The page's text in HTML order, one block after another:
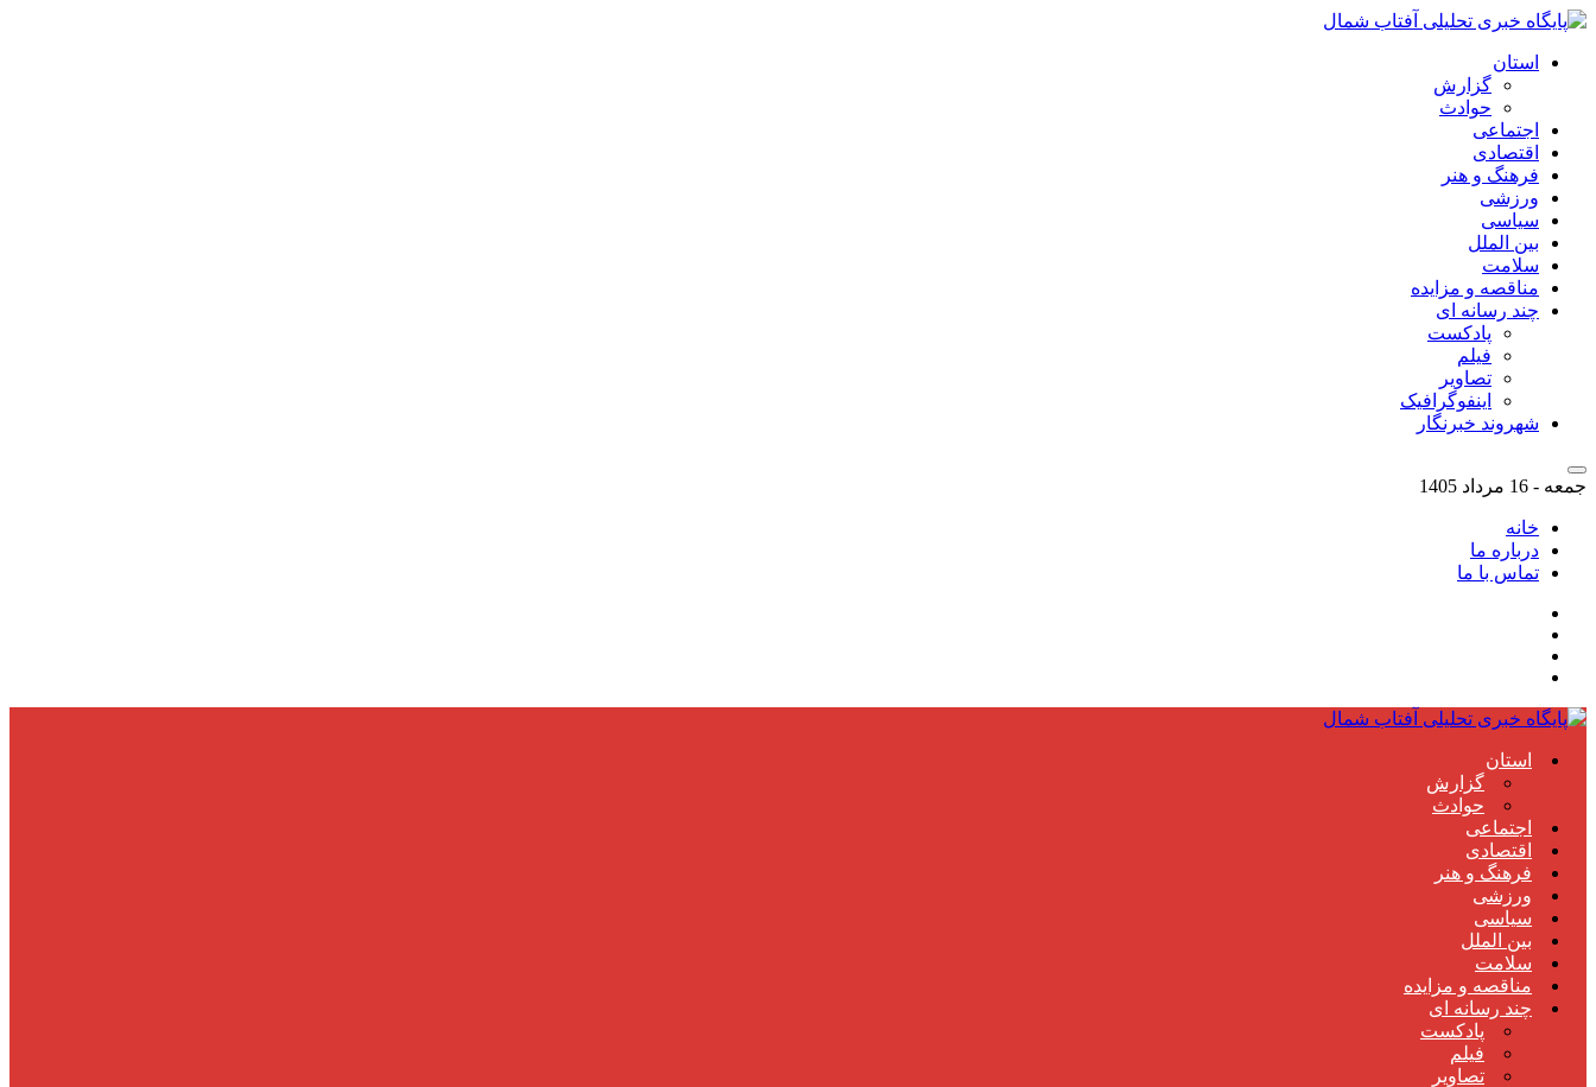
استان
گزارش
حوادث
اجتماعی
اقتصادی
فرهنگ و هنر
ورزشی
سیاسی
بین الملل
سلامت
مناقصه و مزایده
چند رسانه ای
پادکست
فیلم
تصاویر
اینفوگرافیک
شهروند خبرنگار
جمعه - 16 مرداد 1405
خانه
درباره ما
تماس با ما
استان
گزارش
حوادث
اجتماعی
اقتصادی
فرهنگ و هنر
ورزشی
سیاسی
بین الملل
سلامت
مناقصه و مزایده
چند رسانه ای
پادکست
فیلم
تصاویر